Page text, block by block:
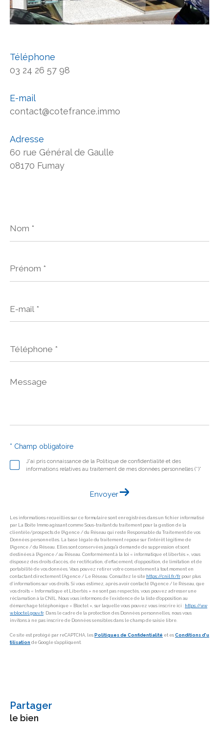
Téléphone
03 24 26 57 98
E-mail
contact@cotefrance.immo
Adresse
60 rue Général de Gaulle
08170 Fumay
*
*
mail
*
Message
J'ai pris connaissance de la Politique de confidentialité et des
informations relatives au traitement de mes données personnelles (*)*
* Champ obligatoire
Envoyer
Les informations recueillies sur ce formulaire sont enregistrées dans un fichier informatisé
par La Boite Immo agissant comme Sous-traitant du traitement pour la gestion de la
clientèle/prospects de l'Agence / du Réseau qui reste Responsable du Traitement de vos
Données personnelles. La base légale du traitement repose sur l'intérêt légitime de
l'Agence / du Réseau. Elles sont conservées jusqu'à demande de suppression et sont
destinées à l'Agence / au Réseau. Conformément à la loi « informatique et libertés », vous
disposez des droits d’accès, de rectification, d’effacement, d’opposition, de limitation et de
portabilité de vos données. Vous pouvez retirer votre consentement à tout moment en
contactant directement l’Agence / Le Réseau. Consultez le site https://cnil.fr/fr pour plus
d’informations sur vos droits. Si vous estimez, après avoir contacté l'Agence / le Réseau, que
vos droits « Informatique et Libertés » ne sont pas respectés, vous pouvez adresser une
réclamation à la CNIL. Nous vous informons de l’existence de la liste d'opposition au
démarchage téléphonique « Bloctel », sur laquelle vous pouvez vous inscrire ici : https://ww
w.bloctel.gouv.fr. Dans le cadre de la protection des Données personnelles, nous vous
invitons à ne pas inscrire de Données sensibles dans le champ de saisie libre.
Ce site est protégé par reCAPTCHA, les Politiques de Confidentialité et es Conditions d'u
tilisation de Google s'appliquent.
partager
le bien